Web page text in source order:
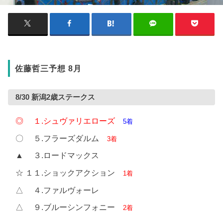
佐藤哲三予想 8月
8/30 新潟2歳ステークス
◎ １.シュヴァリエローズ 5着
〇 ５.フラーズダルム3着
▲ ３.ロードマックス
☆ １１.ショックアクション 1着
△ ４.ファルヴォーレ
△ ９.ブルーシンフォニー 2着